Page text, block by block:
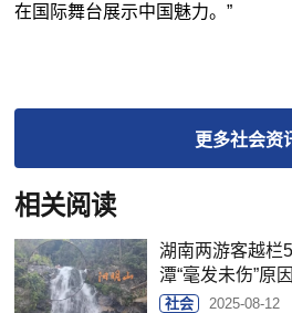
在国际舞台展示中国魅力。”
更多社会资
相关阅读
湖南两游客越栏
潭“毫发未伤”原
社会 2025-08-12